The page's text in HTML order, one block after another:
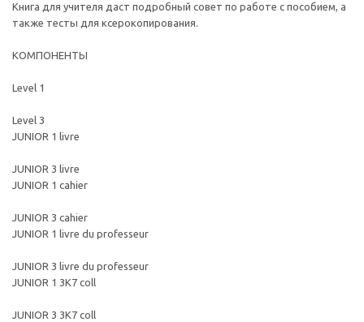
Книга для учителя даст подробный совет по работе с пособием, а
также тесты для ксерокопирования.
КОМПОНЕНТЫ
Level 1
Level 3
JUNIOR 1 livre
JUNIOR 3 livre
JUNIOR 1 cahier
JUNIOR 3 cahier
JUNIOR 1 livre du professeur
JUNIOR 3 livre du professeur
JUNIOR 1 3K7 coll
JUNIOR 3 3K7 coll